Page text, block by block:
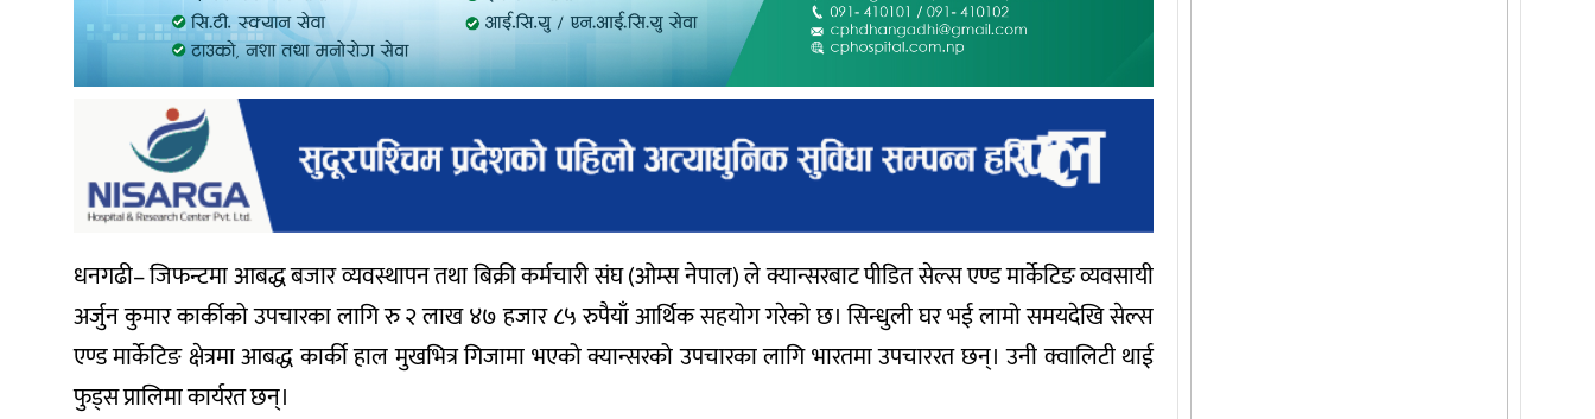
धनगढी– जिफन्टमा आबद्ध बजार व्यवस्थापन तथा बिक्री कर्मचारी संघ (ओम्स नेपाल) ले क्यान्सरबाट पीडित सेल्स एण्ड मार्केटिङ व्यवसायी
अर्जुन कुमार कार्कीको उपचारका लागि रु २ लाख ४७ हजार ८५ रुपैयाँ आर्थिक सहयोग गरेको छ। सिन्धुली घर भई लामो समयदेखि सेल्स
एण्ड मार्केटिङ क्षेत्रमा आबद्ध कार्की हाल मुखभित्र गिजामा भएको क्यान्सरको उपचारका लागि भारतमा उपचाररत छन्। उनी क्वालिटी थाई
फुड्स प्रालिमा कार्यरत छन्।